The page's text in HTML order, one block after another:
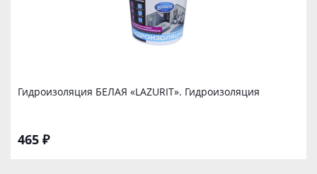
Гидроизоляция БЕЛАЯ «LAZURIT». Гидроизоляция
465 ₽